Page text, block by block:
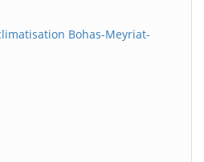
Bohas-Meyriat-